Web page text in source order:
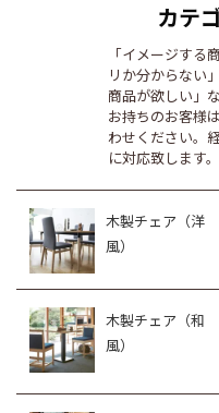
カテ
「イメージする
リか分からない
商品が欲しい」
お持ちのお客様
わせください。
に対応致します。
木製チェア（洋
風）
木製チェア（和
風）